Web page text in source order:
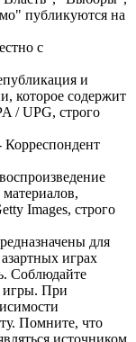
публикуются на
с
и
которое содержит
/ UPG, строго
Корреспондент
Images, строго
для
играх
Соблюдайте
игры. При
Помните, что
источником